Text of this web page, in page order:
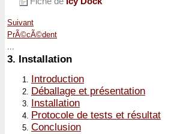
Suivant
PrÃ©cÃ©dent
...
3. Installation
Introduction
Déballage et présentation
Installation
Protocole de tests et résultat
Conclusion